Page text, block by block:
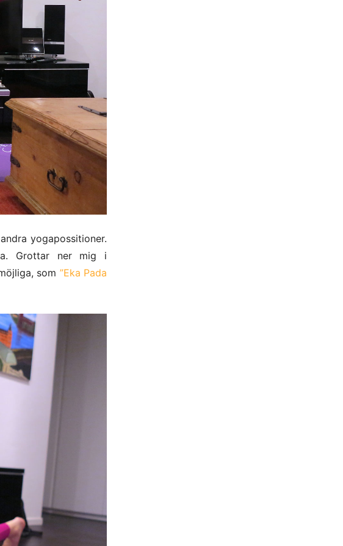
yogapossitioner.
Grottar ner mig i
som ”Eka Pada